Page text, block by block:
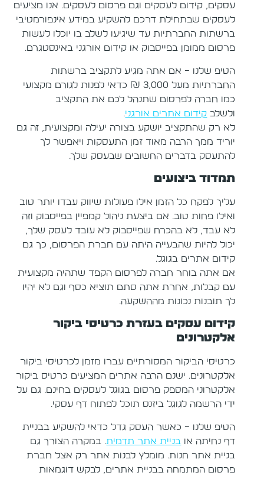
עסקים, קידום לעסקים וגם פרסום לעסקים. אנו מציעים
לעסקים שבתחילת דרכם להשקיע במידע אינפורמטיבי
ברשתות החברתיות עד שיגיעו לשלב בו יוכלו לעשות
פרסום ממומן בפייסבוק או קידום אורגני באינסטגרם.
הטיפ שלנו – אם אתה מגיע לתקציב ברשתות
החברתיות מעל 3,000 ₪ כדאי לפנות לגורם מקצועי
כמו חברה לפרסום שתנהל לכם את התקציב
ולשלב קידום אתרים אורגני.
לא רק שהתקציב יושקע בצורה יעילה ומקצועית, זה גם
יוריד ממך הרבה מאוד זמן התעסקות ויאפשר לך
להתעסק בדברים החשובים שבעסק שלך.
תמדוד ביצועים
עליך לפקח כל הזמן אילו פעולות שיווק עבדו יותר טוב
ואילו פחות טוב. אם ביצעת ניהול קמפיין בפייסבוק וזה
לא עבד, לא בהכרח שפייסבוק לא עובד לעסק שלך,
יכול להיות שהבעייה היתה עם חברת הפרסום, כך גם
קידום אתרים בגוגל.
אם אתה בוחר חברה לפרסום הקפד שתהיה מקצועית
עם קבלות, אחרת אתה סתם תוציא כסף וגם לא יהיו
לך תובנות נכונות מההשקעה.
קידום עסקים בעזרת כרטיסי ביקור
אלקטרונים
כרטיסי הביקור המסורתיים עברו מזמן לכרטיסי ביקור
אלקטרונים. ישנם הרבה אתרים המציעים כרטיס ביקור
אלקטרוני המספק פרסום בגוגל לעסקים בחינם. גם על
ידי הרשמה לגוגל ביזנס תוכל לפתוח דף עסקי.
הטיפ שלנו – כאשר העסק גדל כדאי להשקיע בבניית
דף נחיתה או בניית אתר תדמית. במקרה הצורך גם
בניית אתר חנות. מומלץ לבנות אתר רק אצל חברת
פרסום המתמחה בבניית אתרים, לבקש דוגמאות